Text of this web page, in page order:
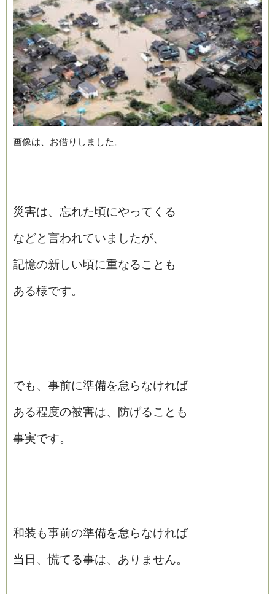
画像は、お借りしました。
災害は、忘れた頃にやってくる
などと言われていましたが、
記憶の新しい頃に重なることも
ある様です。
でも、事前に準備を怠らなければ
ある程度の被害は、防げることも
事実です。
和装も事前の準備を怠らなければ
当日、慌てる事は、ありません。